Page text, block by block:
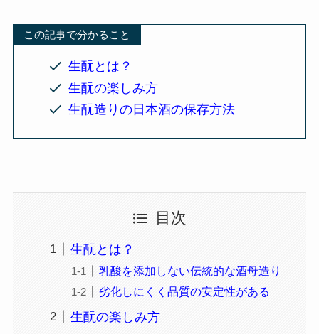
この記事で分かること
生酛とは？
生酛の楽しみ方
生酛造りの日本酒の保存方法
目次
生酛とは？
乳酸を添加しない伝統的な酒母造り
劣化しにくく品質の安定性がある
生酛の楽しみ方